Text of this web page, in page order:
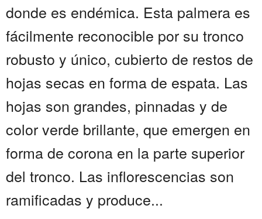
donde es endémica. Esta palmera es
fácilmente reconocible por su tronco
robusto y único, cubierto de restos de
hojas secas en forma de espata. Las
hojas son grandes, pinnadas y de
color verde brillante, que emergen en
forma de corona en la parte superior
del tronco. Las inflorescencias son
ramificadas y produce...